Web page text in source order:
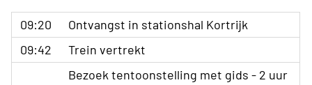
09:20
Ontvangst in stationshal Kortrijk
09:42
Trein vertrekt
Bezoek tentoonstelling met gids - 2 uur